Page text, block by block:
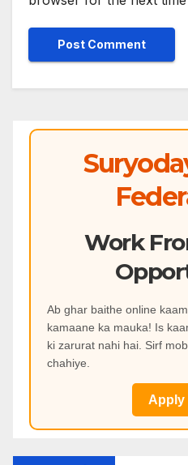
Work
Ab ghar baithe online
kamaane ka mauka! Is
ki zarurat nahi hai. Sirf
chahiye.
Apply